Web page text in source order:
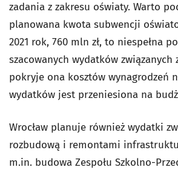
zadania z zakresu oświaty. Warto
planowana kwota subwencji
2021 rok, 760 mln zł, to niespełna
szacowanych wydatków
pokryje ona kosztów wynagrodzeń
wydatków jest przeniesiona na
Wrocław planuje również wydatki
rozbudową i remontami
m.in. budowa Zespołu Szkolno-